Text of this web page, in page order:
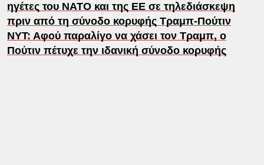
ηγέτες του ΝΑΤΟ και της ΕΕ σε τηλεδιάσκεψη
πριν από τη σύνοδο κορυφής Τραμπ-Πούτιν
ΝΥΤ: Αφού παραλίγο να χάσει τον Τραμπ, ο
Πούτιν πέτυχε την ιδανική σύνοδο κορυφής